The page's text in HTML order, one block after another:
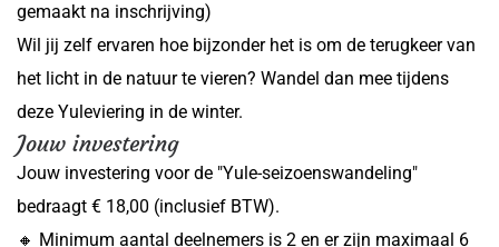
gemaakt na inschrijving)
Wil jij zelf ervaren hoe bijzonder het is om de terugkeer van
het licht in de natuur te vieren? Wandel dan mee tijdens
deze Yuleviering in de winter.
Jouw investering
Jouw investering voor de "Yule-seizoenswandeling"
bedraagt € 18,00 (inclusief BTW).
🔸 Minimum aantal deelnemers is 2 en er zijn maximaal 6